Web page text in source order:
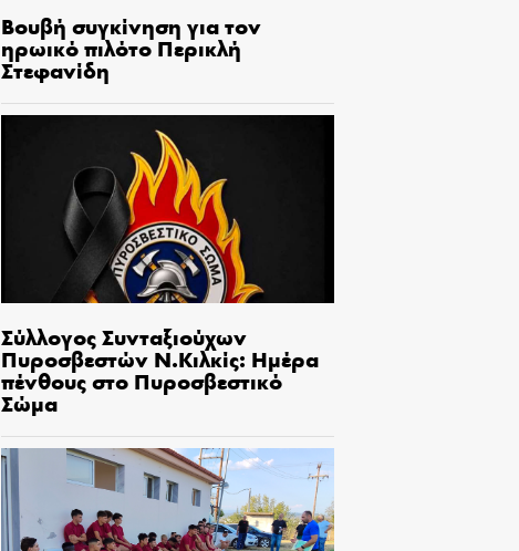
Βουβή συγκίνηση για τον
ηρωικό πιλότο Περικλή
Στεφανίδη
Σύλλογος Συνταξιούχων
Πυροσβεστών Ν.Κιλκίς: Ημέρα
πένθους στο Πυροσβεστικό
Σώμα